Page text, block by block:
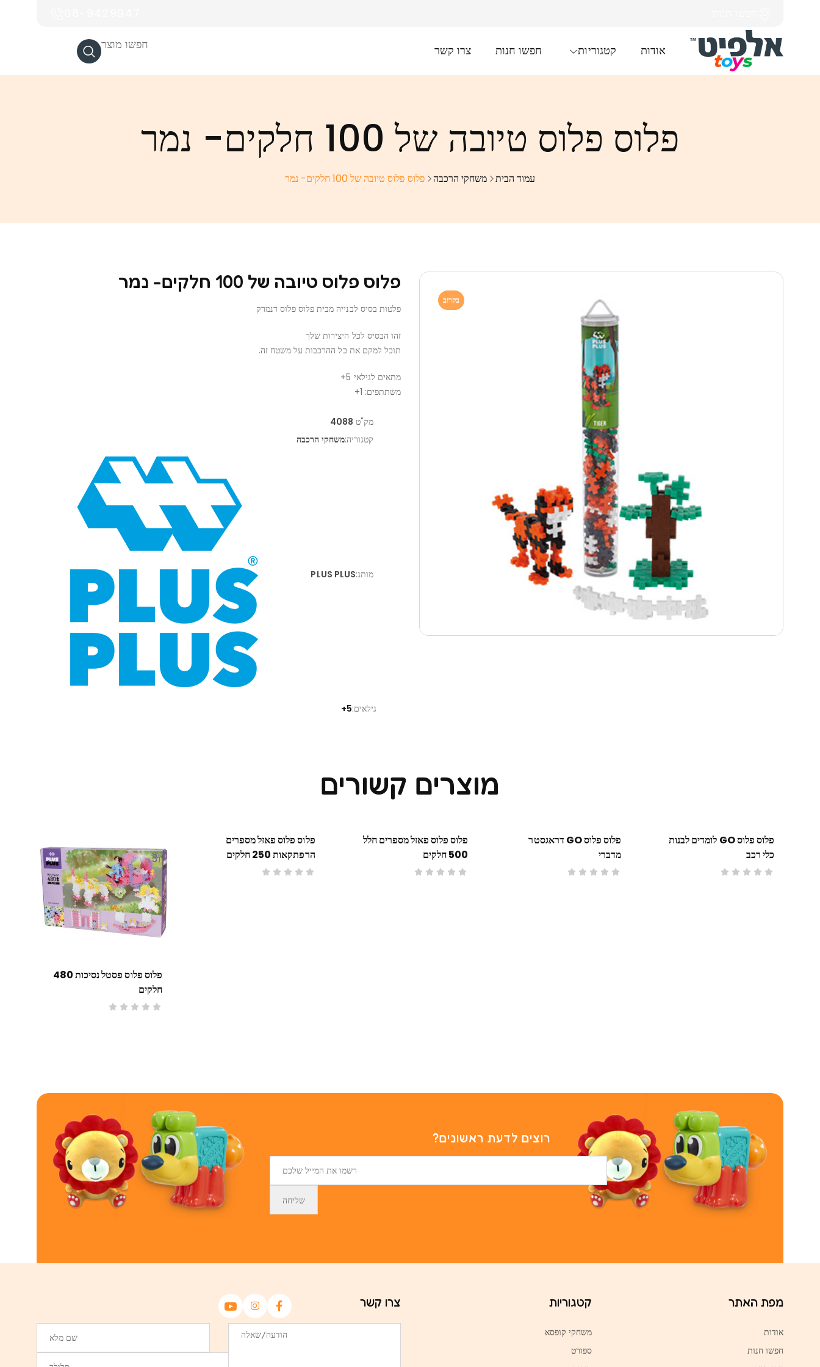
אודות קטגוריות חפשו חנות צרו קשר חפשו מוצר
פלוס פלוס טיובה של 100 חלקים- נמר
עמוד הבית משחקי הרכבה פלוס פלוס טיובה של 100 חלקים- נמר
בקרוב
פלוס פלוס טיובה של 100 חלקים- נמר
פלטות בסיס לבנייה מבית פלוס פלוס דנמרק
זהו הבסיס לכל היצירות שלך
תוכל למקם את כל ההרכבות על משטח זה.
מתאים לגילאי 5+
משתתפים: 1+
מק"ט 4088
קטגוריה:משחקי הרכבה
מותג:PLUS PLUS
גילאים:5+
מוצרים קשורים
פלוס פלוס GO לומדים לבנות
כלי רכב
פלוס פלוס GO דראגסטר
מדברי
פלוס פלוס פאזל מספרים חלל
500 חלקים
פלוס פלוס פאזל מספרים
הרפתקאות 250 חלקים
פלוס פלוס פסטל נסיכות 480
חלקים
רוצים לדעת ראשונים?
מפת האתר
אודות
חפשו חנות
קטגוריות
משחקי קופסא
ספורט
צרו קשר